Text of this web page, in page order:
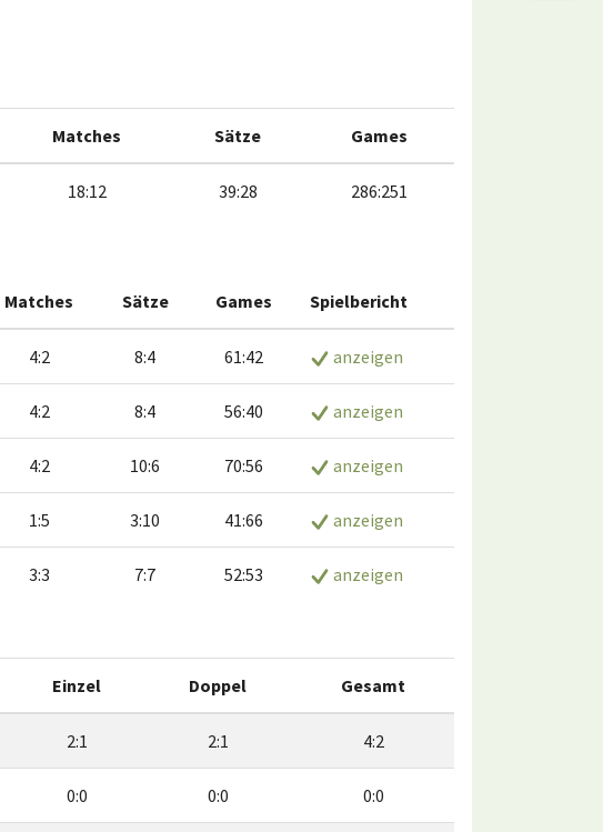
Matches Sätze Games
18:12 39:28 286:251
Matches Sätze Games Spielbericht
4:2 8:4 61:42 anzeigen
4:2 8:4 56:40 anzeigen
4:2 10:6 70:56 anzeigen
1:5 3:10 41:66 anzeigen
3:3 7:7 52:53 anzeigen
Einzel Doppel Gesamt
2:1 2:1 4:2
0:0 0:0 0:0